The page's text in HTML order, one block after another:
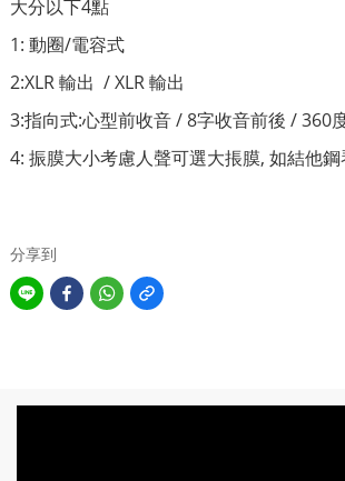
大分以下4點
1: 動圈/電容式
2:XLR 輸出 / XLR 輸出
3:指向式:心型前收音 / 8字收音前後 / 360
4: 振膜大小考慮人聲可選大掁膜, 如結他
分享到